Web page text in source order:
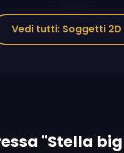
Vedi tutti: Soggetti 2D
"Stella